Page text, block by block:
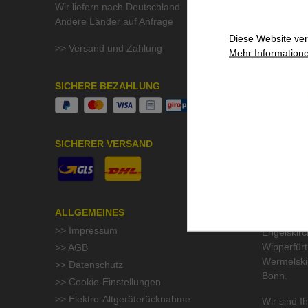
Wir liefern nach Deutschland
Andere Länder auf Anfrage
>> Versand und Zahlung
SICHERE BEZAHLUNG
SICHERER VERSAND
ALLGEMEINES
>> Impressum
>> AGB
>> Datenschutz
>> Cookie-Einstellungen
>> Elektro-Altgeräterücknahme
>>
>> QMF
UNSER
Beratung
höchste
wir im
Bonn.
Wir sind
Diese Website
Mehr